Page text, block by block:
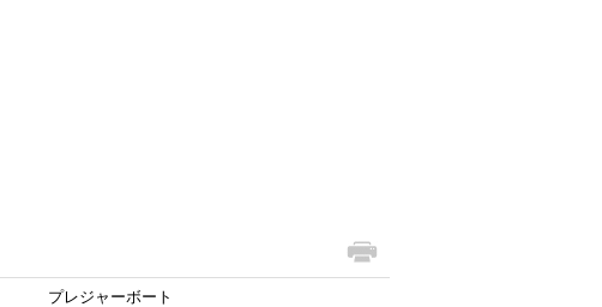
プレジャーボート